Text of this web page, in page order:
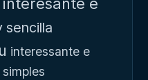
sencilla
interessante e